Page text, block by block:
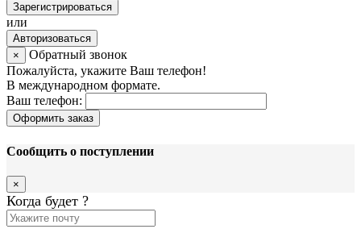
Зарегистрироваться
или
Авторизоваться
×
Обратный звонок
Пожалуйста, укажите Ваш телефон!
В международном формате.
Ваш телефон:
Оформить заказ
Сообщить о поступлении
×
Когда будет ?